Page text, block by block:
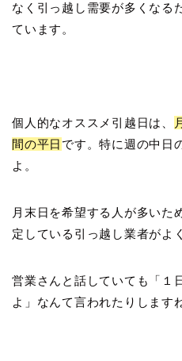
なく引っ越し需要が多くなる
ています。
個人的なオススメ引越日は、
間の平日 です。特に週の中日
よ。
月末日を希望する人が多いた
定している引っ越し業者がよ
営業さんと話していても「１
よ」なんて言われたりします